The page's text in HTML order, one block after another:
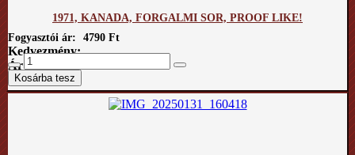
1971, KANADA, FORGALMI SOR, PROOF LIKE!
Fogyasztói ár:
4790 Ft
Kedvezmény:
Ár / kg: